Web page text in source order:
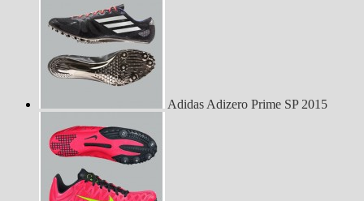
Adidas Adizero Prime SP 2015